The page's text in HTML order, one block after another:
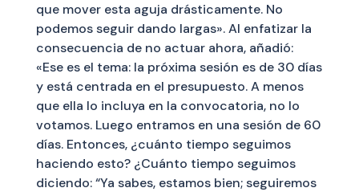
que mover esta aguja drásticamente. No
podemos seguir dando largas». Al enfatizar la
consecuencia de no actuar ahora, añadió:
«Ese es el tema: la próxima sesión es de 30 días
y está centrada en el presupuesto. A menos
que ella lo incluya en la convocatoria, no lo
votamos. Luego entramos en una sesión de 60
días. Entonces, ¿cuánto tiempo seguimos
haciendo esto? ¿Cuánto tiempo seguimos
diciendo: “Ya sabes, estamos bien; seguiremos